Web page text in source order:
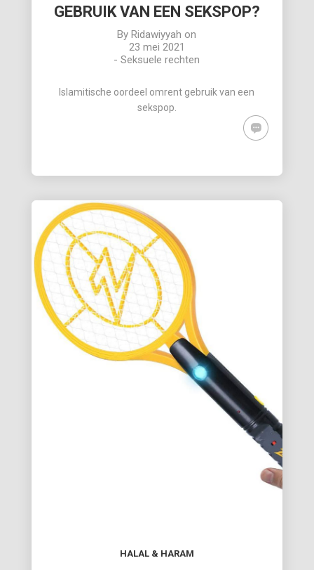
GEBRUIK VAN EEN SEKSPOP?
ByRidawiyyah on
23 mei 2021
-Seksuele rechten
Islamitische oordeel omrent gebruik van een
sekspop.
HALAL & HARAM